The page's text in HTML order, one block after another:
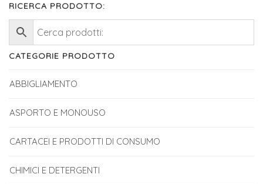
RICERCA PRODOTTO:
CATEGORIE PRODOTTO
ABBIGLIAMENTO
ASPORTO E MONOUSO
CARTACEI E PRODOTTI DI CONSUMO
CHIMICI E DETERGENTI